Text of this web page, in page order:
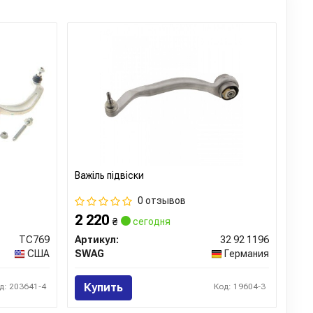
комплектующие автомобильным концернам из
на вторичный рынок, по качеству исполнения не
Компания SWAG пакует весьма неплохие
что на этих запчастях можно сэкономить. Однако
TC769
США
203641-4
Важіль підвіски
0 отзывов
2 220₴
сегодня
Артикул:
32 92 1196
SWAG
Германия
Купить Код: 19604-3